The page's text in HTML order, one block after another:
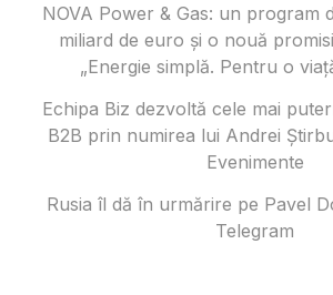
NOVA Power & Gas: un program
miliard de euro și o nouă
„Energie simplă. Pentru o
Echipa Biz dezvoltă cele mai
B2B prin numirea lui Andrei
Evenimente
Rusia îl dă în urmărire pe Pavel
Telegram